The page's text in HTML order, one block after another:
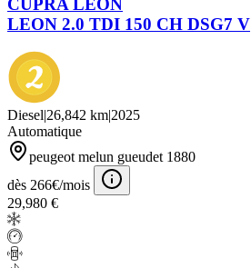
LEON 2.0 TDI 150 CH DSG7 V
Diesel|26,842 km|2025
Automatique
peugeot melun gueudet 1880
dès 266€/mois
29,980 €